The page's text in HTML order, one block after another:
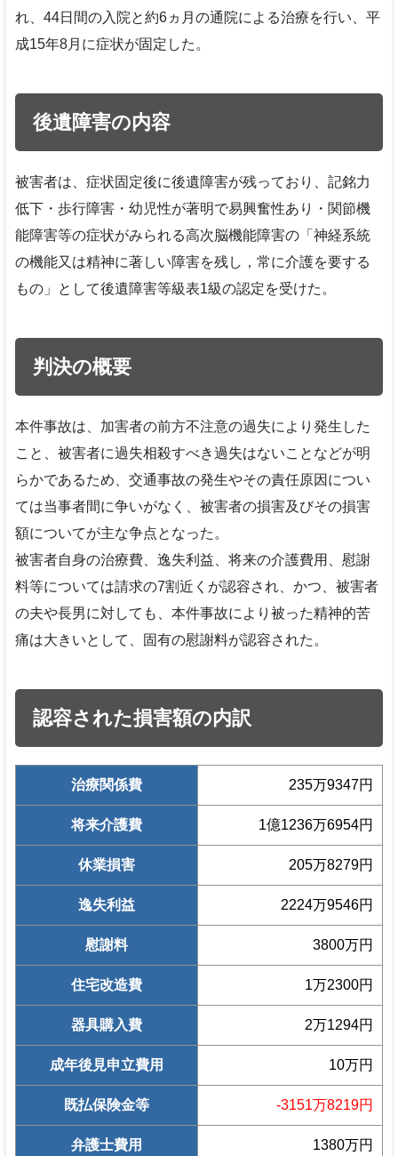
れ、44日間の入院と約6ヵ月の通院による治療を行い、平
成15年8月に症状が固定した。
後遺障害の内容
被害者は、症状固定後に後遺障害が残っており、記銘力
低下・歩行障害・幼児性が著明で易興奮性あり・関節機
能障害等の症状がみられる高次脳機能障害の「神経系統
の機能又は精神に著しい障害を残し，常に介護を要する
もの」として後遺障害等級表1級の認定を受けた。
判決の概要
本件事故は、加害者の前方不注意の過失により発生した
こと、被害者に過失相殺すべき過失はないことなどが明
らかであるため、交通事故の発生やその責任原因につい
ては当事者間に争いがなく、被害者の損害及びその損害
額についてが主な争点となった。
被害者自身の治療費、逸失利益、将来の介護費用、慰謝
料等については請求の7割近くが認容され、かつ、被害者
の夫や長男に対しても、本件事故により被った精神的苦
痛は大きいとして、固有の慰謝料が認容された。
認容された損害額の内訳
治療関係費 235万9347円
将来介護費 1億1236万6954円
休業損害 205万8279円
逸失利益 2224万9546円
慰謝料 3800万円
住宅改造費 1万2300円
器具購入費 2万1294円
成年後見申立費用 10万円
既払保険金等 -3151万8219円
弁護士費用 1380万円